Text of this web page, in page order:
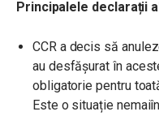
Principalele declarații
CCR a decis să
au desfășurat în
obligatorie pentru
Este o situație